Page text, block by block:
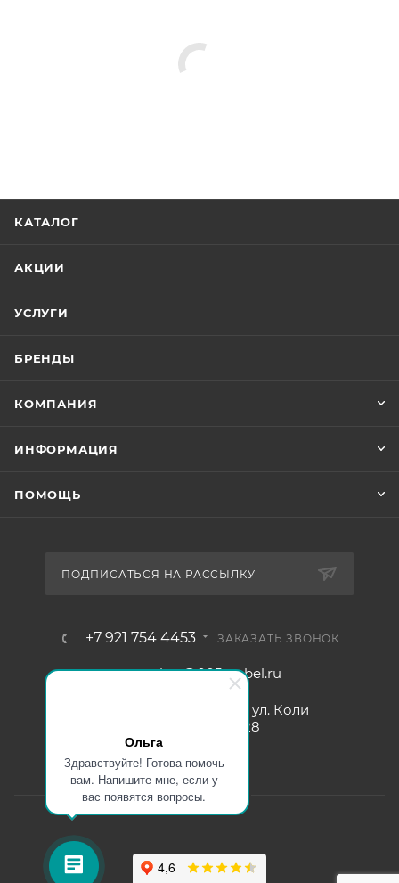
Ольга
Здравствуйте! Готова помочь
вам. Напишите мне, если у
вас появятся вопросы.
КАТАЛОГ
АКЦИИ
УСЛУГИ
БРЕНДЫ
КОМПАНИЯ
ИНФОРМАЦИЯ
ПОМОЩЬ
ПОДПИСАТЬСЯ НА РАССЫЛКУ
+7 921 754 4453 ЗАКАЗАТЬ ЗВОНОК
zakaz@005mebel.ru
г. Санкт-Петербург, ул. Коли
Томчака д. 28